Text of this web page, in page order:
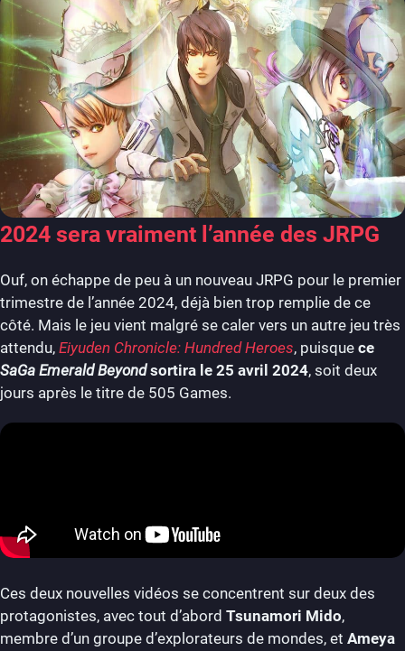
2024 sera vraiment l’année des JRPG
Ouf, on échappe de peu à un nouveau JRPG pour le premier
trimestre de l’année 2024, déjà bien trop remplie de ce
côté. Mais le jeu vient malgré se caler vers un autre jeu très
attendu, Eiyuden Chronicle: Hundred Heroes, puisque ce
SaGa Emerald Beyondsortira le 25 avril 2024, soit deux
jours après le titre de 505 Games.
Ces deux nouvelles vidéos se concentrent sur deux des
protagonistes, avec tout d’abord Tsunamori Mido,
membre d’un groupe d’explorateurs de mondes, et Ameya